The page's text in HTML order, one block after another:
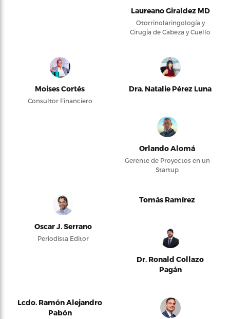
Laureano Giraldez MD
Otorrinolaringología y
Cirugía de Cabeza y Cuello
Moises Cortés
Consultor Financiero
Dra. Natalie Pérez Luna
Orlando Alomá
Gerente de Proyectos en un
Startup
Oscar J. Serrano
Periodista Editor
Tomás Ramírez
Dr. Ronald Collazo
Pagán
Lcdo. Ramón Alejandro
Pabón